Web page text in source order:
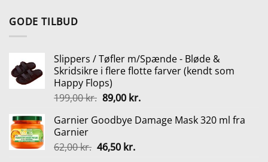
GODE TILBUD
Slippers / Tøfler m/Spænde - Bløde &
Skridsikre i flere flotte farver (kendt som
Happy Flops)
199,00kr. Den
pris
199,00 kr..
89,00 kr.Den
pris
Garnier Goodbye Damage Mask 320 ml fra
Garnier
62,00kr. Den
46,50 kr.Den